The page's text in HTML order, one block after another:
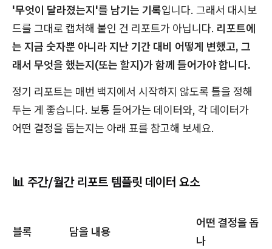
'무엇이 달라졌는지'를 남기는 기록입니다. 그래서 대시보
드를 그대로 캡처해 붙인 건 리포트가 아닙니다. 리포트에
는 지금 숫자뿐 아니라 지난 기간 대비 어떻게 변했고, 그
래서 무엇을 했는지(또는 할지)가 함께 들어가야 합니다.
정기 리포트는 매번 백지에서 시작하지 않도록 틀을 정해
두는 게 좋습니다. 보통 들어가는 데이터와, 각 데이터가
어떤 결정을 돕는지는 아래 표를 참고해 보세요.
📊 주간/월간 리포트 템플릿 데이터 요소
블록 담을 내용
어떤 결정을 돕
나